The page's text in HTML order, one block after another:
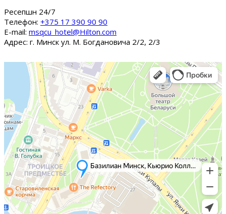
Ресепшн 24/7
Tелефон: +375 17 390 90 90
E-mail: msqcu_hotel@Hilton.com
Адрес: г. Минск ул. М. Богдановича 2/2, 2/3